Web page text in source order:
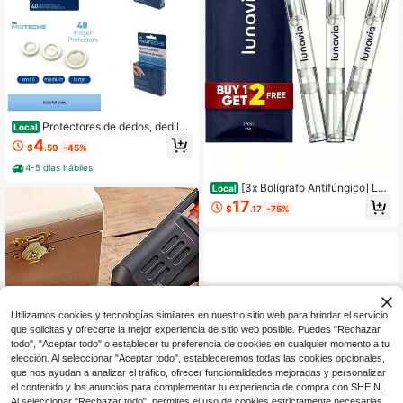
Local Protectores de dedos, dediles
para los dedos de los pies, vendajes
impermeables para ampollas, corte
s, raspaduras, quemaduras y sutura
s, a prueba de humedad y suciedad,
mangas de goma reutilizables en tal
las surtidas S M L, 40 unidades
$4.59 -45%
4-5 días hábiles
Local [3x Bolígrafo Antifúngico] Lun
avia Bolígrafo Antifúngico - ÁCIDO
UNDECILÉNICO 25% - Cura la may
$17.17 -75%
Utilizamos cookies y tecnologías similares en nuestro sitio web para brindar el servicio
que solicitas y ofrecerte la mejor experiencia de sitio web posible. Puedes "Rechazar
todo", "Aceptar todo" o establecer tu preferencia de cookies en cualquier momento a tu
elección. Al seleccionar "Aceptar todo", estableceremos todas las cookies opcionales,
que nos ayudan a analizar el tráfico, ofrecer funcionalidades mejoradas y personalizar
el contenido y los anuncios para complementar tu experiencia de compra con SHEIN.